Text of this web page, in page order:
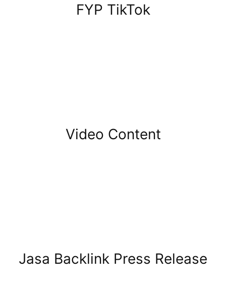
FYP TikTok
Video Content
Jasa Backlink Press Release